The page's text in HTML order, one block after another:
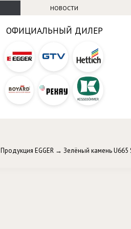
НОВОСТИ
ОФИЦИАЛЬНЫЙ ДИЛЕР
Продукция EGGER → Зелёный камень U665